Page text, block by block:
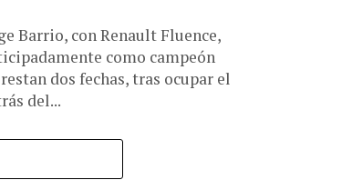
Barrio, con Renault Fluence,
como campeón
dos fechas, tras ocupar el
del...